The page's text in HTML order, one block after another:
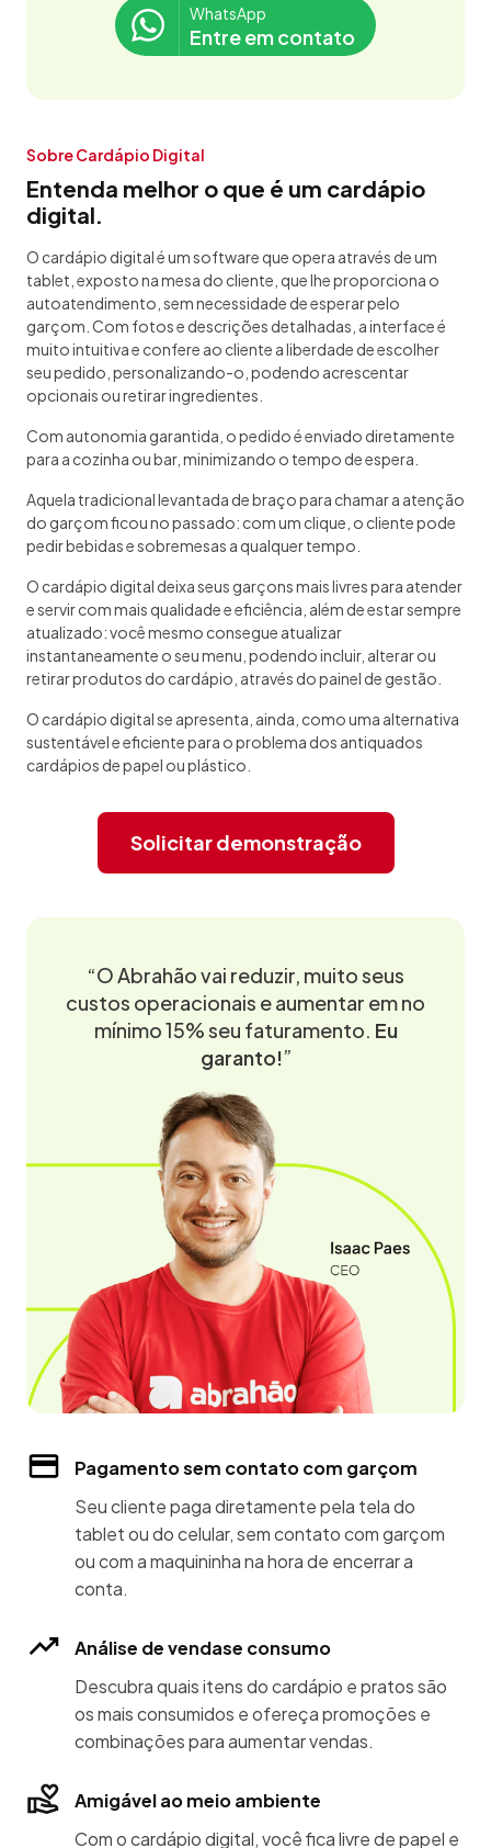
WhatsApp
Entre em contato
Sobre Cardápio Digital
Entenda melhor o que é um cardápio
digital.
O cardápio digital é um software que opera através de um
tablet, exposto na mesa do cliente, que lhe proporciona o
autoatendimento, sem necessidade de esperar pelo
garçom. Com fotos e descrições detalhadas, a interface é
muito intuitiva e confere ao cliente a liberdade de escolher
seu pedido, personalizando-o, podendo acrescentar
opcionais ou retirar ingredientes.
Com autonomia garantida, o pedido é enviado diretamente
para a cozinha ou bar, minimizando o tempo de espera.
Aquela tradicional levantada de braço para chamar a atenção
do garçom ficou no passado: com um clique, o cliente pode
pedir bebidas e sobremesas a qualquer tempo.
O cardápio digital deixa seus garçons mais livres para atender
e servir com mais qualidade e eficiência, além de estar sempre
atualizado: você mesmo consegue atualizar
instantaneamente o seu menu, podendo incluir, alterar ou
retirar produtos do cardápio, através do painel de gestão.
O cardápio digital se apresenta, ainda, como uma alternativa
sustentável e eficiente para o problema dos antiquados
cardápios de papel ou plástico.
Solicitar demonstração
“O Abrahão vai reduzir, muito seus
custos operacionais e aumentar em no
mínimo 15% seu faturamento. Eu
garanto!”
Pagamento sem contato com garçom
Seu cliente paga diretamente pela tela do
tablet ou do celular, sem contato com garçom
ou com a maquininha na hora de encerrar a
conta.
Análise de vendase consumo
Descubra quais itens do cardápio e pratos são
os mais consumidos e ofereça promoções e
combinações para aumentar vendas.
Amigável ao meio ambiente
Com o cardápio digital, você fica livre de papel e